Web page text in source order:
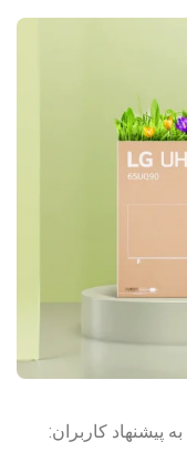
به پیشنهاد کاربران: